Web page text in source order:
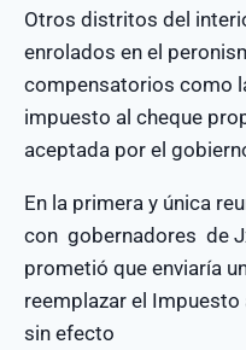
Otros distritos del
enrolados en el
compensatorios como
impuesto al cheque
aceptada por el
En la primera y única
con gobernadores de
prometió que enviaría
reemplazar el Impuesto
sin efecto